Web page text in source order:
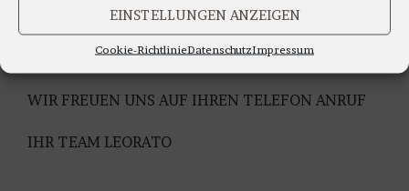
EINSTELLUNGEN ANZEIGEN
Cookie-RichtlinieDatenschutzImpressum
Montag bis Freitag 11.00 bis 18.00 Uhr
Samstag 10.30 bis 14.00 Uhr
UNTER TEL: 0228-92679000
WIR FREUEN UNS AUF IHREN TELEFON ANRUF
IHR TEAM LEORATO